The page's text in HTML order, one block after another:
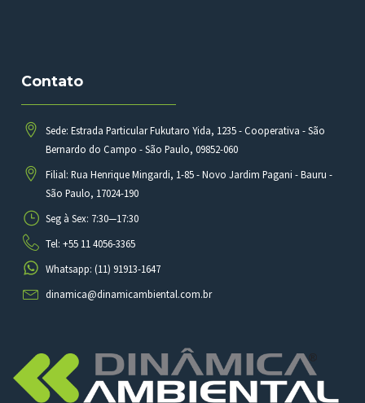
Contato
Sede: Estrada Particular Fukutaro Yida, 1235 - Cooperativa - São
Bernardo do Campo - São Paulo, 09852-060
Filial: Rua Henrique Mingardi, 1-85 - Novo Jardim Pagani - Bauru -
São Paulo, 17024-190
Seg à Sex: 7:30—17:30
Tel: +55 11 4056-3365
Whatsapp: (11) 91913-1647
dinamica@dinamicambiental.com.br